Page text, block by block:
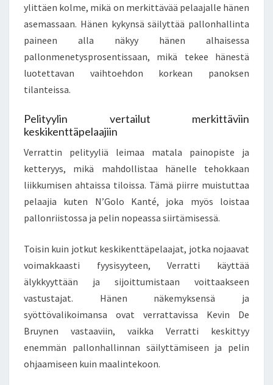
ylittäen kolme, mikä on merkittävää pelaajalle hänen
asemassaan. Hänen kykynsä säilyttää pallonhallinta
paineen alla näkyy hänen alhaisessa
pallonmenetysprosentissaan, mikä tekee hänestä
luotettavan vaihtoehdon korkean panoksen
tilanteissa.
Pelityylin vertailut merkittäviin
keskikenttäpelaajiin
Verrattin pelityyliä leimaa matala painopiste ja
ketteryys, mikä mahdollistaa hänelle tehokkaan
liikkumisen ahtaissa tiloissa. Tämä piirre muistuttaa
pelaajia kuten N’Golo Kanté, joka myös loistaa
pallonriistossa ja pelin nopeassa siirtämisessä.
Toisin kuin jotkut keskikenttäpelaajat, jotka nojaavat
voimakkaasti fyysisyyteen, Verratti käyttää
älykkyyttään ja sijoittumistaan voittaakseen
vastustajat. Hänen näkemyksensä ja
syöttövalikoimansa ovat verrattavissa Kevin De
Bruynen vastaaviin, vaikka Verratti keskittyy
enemmän pallonhallinnan säilyttämiseen ja pelin
ohjaamiseen kuin maalintekoon.